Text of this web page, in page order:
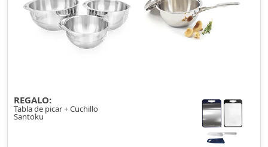
REGALO:
Tabla de picar + Cuchillo
Santoku